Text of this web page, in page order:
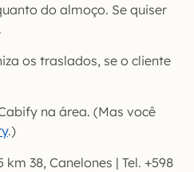
do almoço. Se quiser
os traslados, se o cliente
na área. (Mas você
.)
km 38, Canelones | Tel. +598